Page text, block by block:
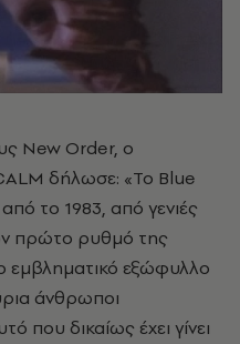
New Order, ο
δήλωσε: «Το Blue
το 1983, από γενιές
πρώτο ρυθμό της
εμβληματικό εξώφυλλο
άνθρωποι
που δικαίως έχει γίνει